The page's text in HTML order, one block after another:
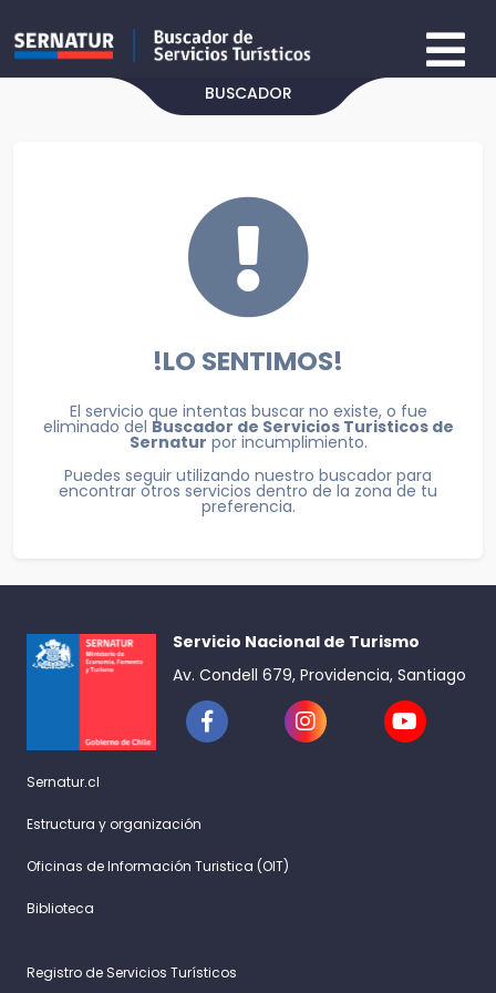
BUSCADOR
!LO SENTIMOS!
El servicio que intentas buscar no existe, o fue
eliminado del Buscador de Servicios Turisticos de
Sernatur por incumplimiento.
Puedes seguir utilizando nuestro buscador para
encontrar otros servicios dentro de la zona de tu
preferencia.
Servicio Nacional de Turismo
Av. Condell 679, Providencia, Santiago
Sernatur.cl
Estructura y organización
Oficinas de Información Turistica (OIT)
Biblioteca
Registro de Servicios Turísticos